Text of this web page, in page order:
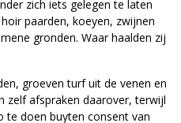
zich iets gelegen te laten
paarden, koeyen, zwijnen
gronden. Waar haalden zij
groeven turf uit de venen en
zelf afspraken daarover, terwijl
te doen buyten consent van